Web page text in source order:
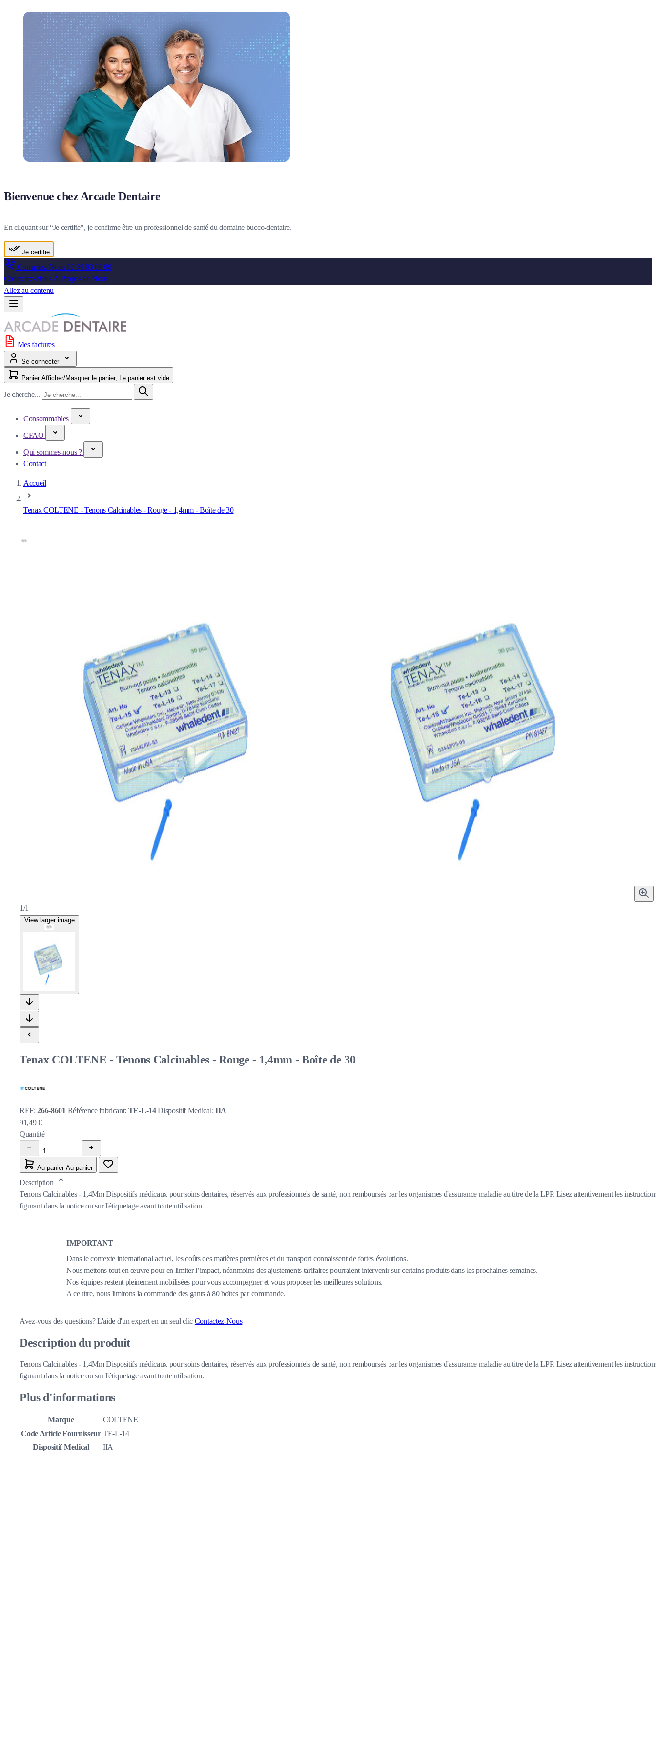
Bienvenue chez Arcade Dentaire
En cliquant sur “Je certifie", je confirme être un professionnel de santé du domaine bucco-dentaire.
Je certifie
Contactez-Nous02 99 83 88 89
Contactez-Nous À Propos de Nous
Allez au contenu
Mes factures
Se connecter
Panier Afficher/Masquer le panier, Le panier est vide
Je cherche...
Consommables
CFAO
Qui sommes-nous ?
Contact
Accueil
Tenax COLTENE - Tenons Calcinables - Rouge - 1,4mm - Boîte de 30
1/1
View larger image
Tenax COLTENE - Tenons Calcinables - Rouge - 1,4mm - Boîte de 30
REF:266-8601 Référence fabricant: TE-L-14Dispositif Medical: IIA
91,49 €
Quantité
Au panier Au panier
Description
Tenons Calcinables - 1,4Mm Dispositifs médicaux pour soins dentaires, réservés aux professionnels de santé, non remboursés par les organismes d'assurance maladie au titre de la LPP. Lisez attentivement les
figurant dans la notice ou sur l'étiquetage avant toute utilisation.
IMPORTANT
Dans le contexte international actuel, les coûts des matières premières et du transport connaissent de fortes évolutions.
Nous mettons tout en œuvre pour en limiter l’impact, néanmoins des ajustements tarifaires pourraient intervenir sur certains produits dans les prochaines semaines.
Nos équipes restent pleinement mobilisées pour vous accompagner et vous proposer les meilleures solutions.
A ce titre, nous limitons la commande des gants à 80 boîtes par commande.
Avez-vous des questions?L'aide d'un expert en un seul clic Contactez-Nous
Description du produit
Tenons Calcinables - 1,4Mm Dispositifs médicaux pour soins dentaires, réservés aux professionnels de santé, non remboursés par les organismes d'assurance maladie au titre de la LPP. Lisez attentivement les
figurant dans la notice ou sur l'étiquetage avant toute utilisation.
Plus d'informations
Marque
COLTENE
Code Article Fournisseur TE-L-14
Dispositif Medical
IIA